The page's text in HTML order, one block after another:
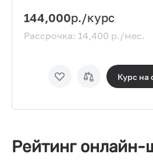
144,000р./курс
Рассрочка: 14,400 р./мес.
Курс на
Рейтинг онлайн-